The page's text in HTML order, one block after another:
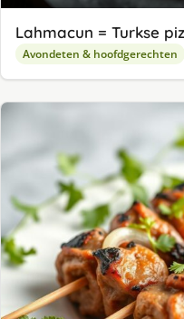
Lahmacun = Turkse
Avondeten & hoofdgerechten